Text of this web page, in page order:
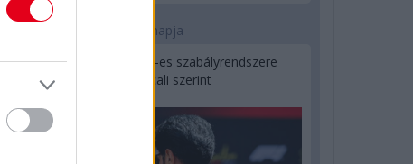
2 napja
Ilyen lehet a jövő F1-es szabályrendszere
Domenicali szerint